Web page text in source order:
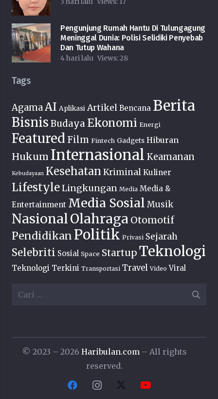
Pengunjung Rumah Hantu Di Tulungagung
Meninggal Dunia: Polisi Selidiki Penyebab
Dan Tutup Wahana
4 hari lalu Views:28
Tags
AgamaAI Aplikasi Artikel Bencana Berita
Bisnis Budaya Ekonomi Energi
Featured Film Fintech Gadgets Hiburan
Hukum Internasional Keamanan
Kebudayaan Kesehatan Kriminal Kuliner
LifestyleLingkungan Media Media &
Entertainment Media Sosial Musik
NasionalOlahraga Otomotif
Pendidikan Politik Privasi Sejarah
Selebriti Sosial Space Startup Teknologi
Teknologi Terkini Transportasi Travel Video Viral
Cari
© 2023 – 2026 Haribulan.com – All rights
reserved.